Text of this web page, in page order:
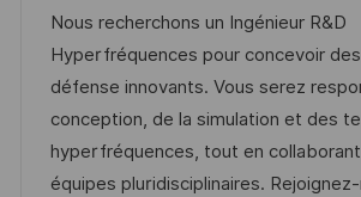
ó
n
h
a
d
e
p
u
t
e
g
o
r
í
Nous recherchons un Ingénieur R&D
Hyperfréquences pour concevoir
défense innovants. Vous serez
conception, de la simulation et des
hyperfréquences, tout en
équipes pluridisciplinaires.